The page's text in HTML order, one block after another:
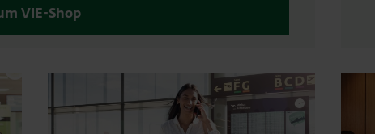
VIE-Shop